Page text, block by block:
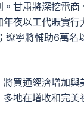
甘肅將深挖電商
夜以工代賑實行
遼寧將輔助6萬名
將買通經濟增加與
地在增收和完美